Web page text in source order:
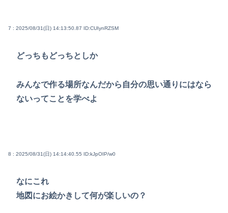
7 : 2025/08/31(日) 14:13:50.87 ID:CUIynRZSM
どっちもどっちとしか
みんなで作る場所なんだから自分の思い通りにはなら
ないってことを学べよ
8 : 2025/08/31(日) 14:14:40.55 ID:kJpOIP/w0
なにこれ
地図にお絵かきして何が楽しいの？